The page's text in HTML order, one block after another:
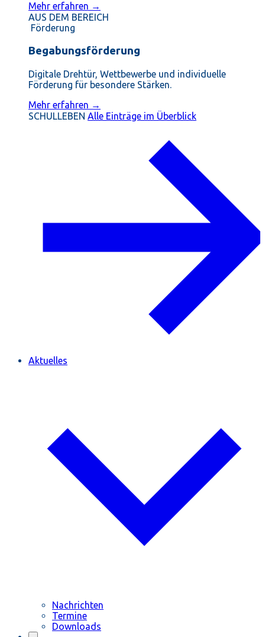
Mehr erfahren →
AUS DEM BEREICH
Förderung
Begabungsförderung
Digitale Drehtür, Wettbewerbe und individuelle
Förderung für besondere Stärken.
Mehr erfahren →
SCHULLEBEN Alle Einträge im Überblick
Aktuelles
Nachrichten
Termine
Downloads